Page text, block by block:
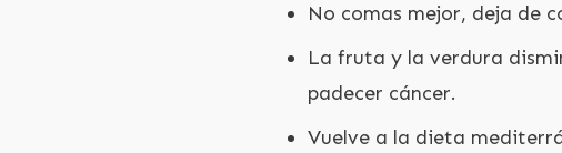
No comas mejor, deja de
La fruta y la verdura
padecer cáncer.
Vuelve a la dieta